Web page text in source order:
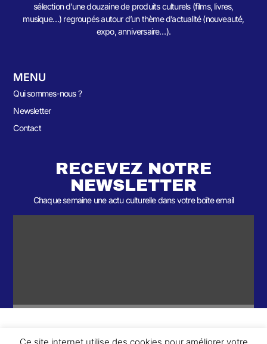
sélection d’une douzaine de produits culturels (films, livres,
musique…) regroupés autour d’un thème d’actualité (nouveauté,
expo, anniversaire…).
MENU
Qui sommes-nous ?
Newsletter
Contact
RECEVEZ NOTRE
NEWSLETTER
Chaque semaine une actu culturelle dans votre boîte email